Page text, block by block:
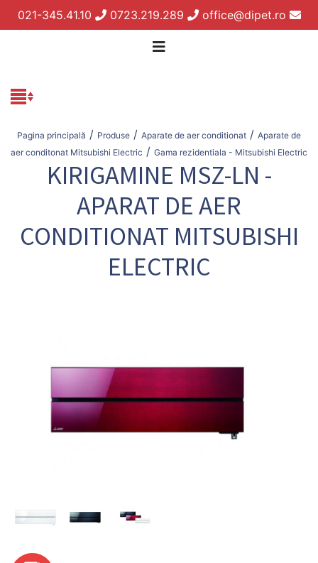
021-345.41.10 0723.219.289 office@dipet.ro
Pagina principală / Produse / Aparate de aer conditionat / Aparate de
aer conditonat Mitsubishi Electric / Gama rezidentiala - Mitsubishi Electric
KIRIGAMINE MSZ-LN -
APARAT DE AER
CONDITIONAT MITSUBISHI
ELECTRIC